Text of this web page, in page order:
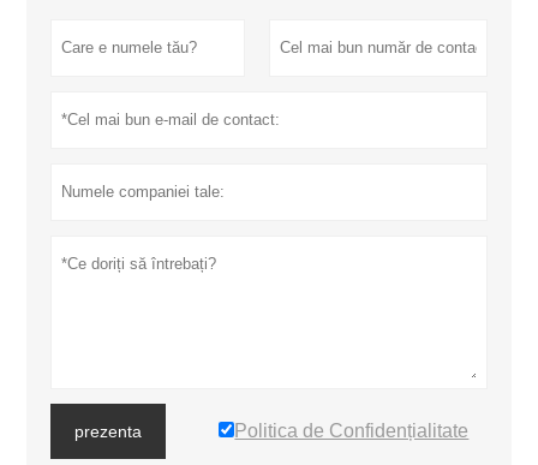
prezenta Politica de Confidențialitate